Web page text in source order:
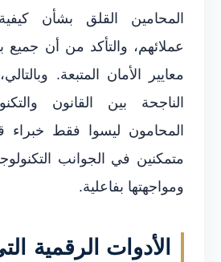
المحامين القلق بشأن
عملائهم، والتأكد من أن جميع
معايير الأمان المتبعة.
الناجحة بين القانون
المحامون ليسوا فقط خبراء
متمكنين في الجوانب
ومواجهتها بفاعلية.
الأدوات الرقمية